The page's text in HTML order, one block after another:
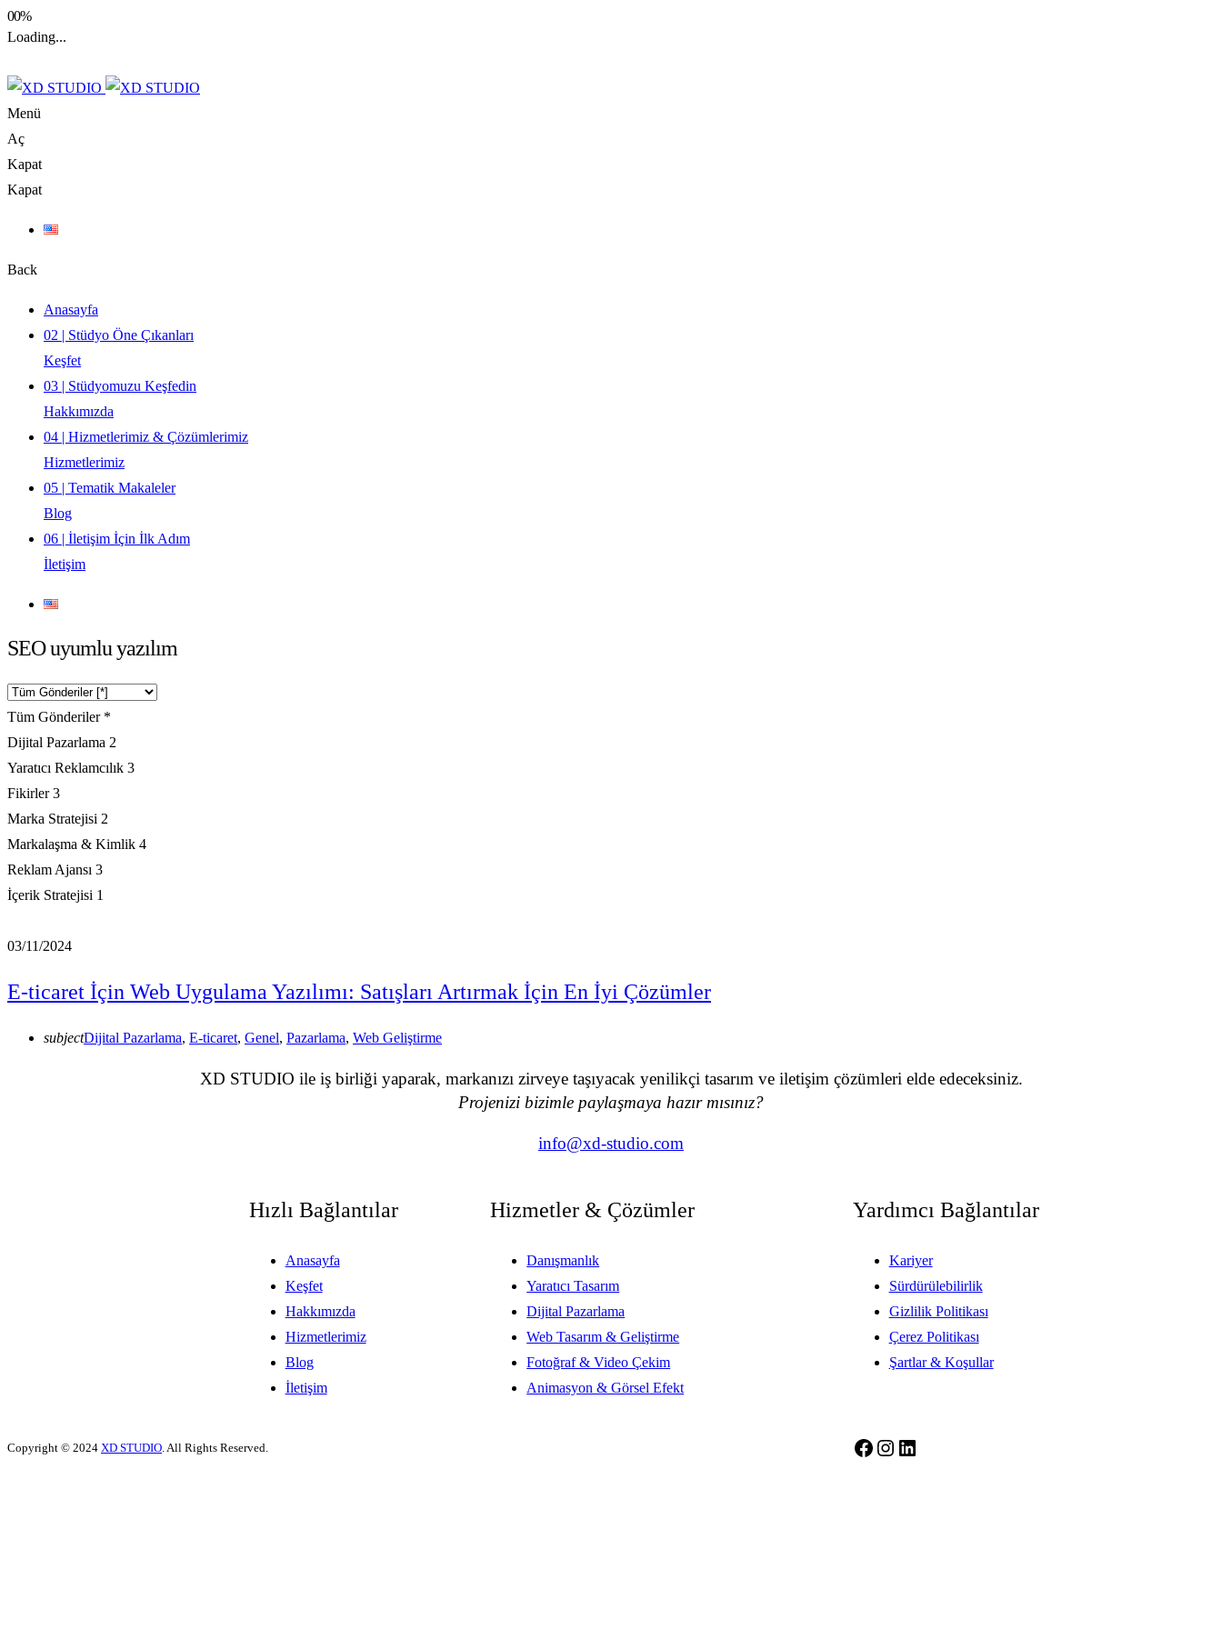
00%
Loading...
Menü
Aç
Kapat
Kapat
Back
Anasayfa
02 | Stüdyo Öne Çıkanları
Keşfet
03 | Stüdyomuzu Keşfedin
Hakkımızda
04 | Hizmetlerimiz & Çözümlerimiz
Hizmetlerimiz
05 | Tematik Makaleler
Blog
06 | İletişim İçin İlk Adım
İletişim
SEO uyumlu yazılım
Tüm Gönderiler *
Dijital Pazarlama 2
Yaratıcı Reklamcılık 3
Fikirler 3
Marka Stratejisi 2
Markalaşma & Kimlik 4
Reklam Ajansı 3
İçerik Stratejisi 1
03/11/2024
E-ticaret İçin Web Uygulama Yazılımı: Satışları Artırmak İçin En İyi Çözümler
subjectDijital Pazarlama, E-ticaret, Genel, Pazarlama, Web Geliştirme
XD STUDIO ile iş birliği yaparak, markanızı zirveye taşıyacak yenilikçi tasarım ve iletişim çözümleri elde edeceksiniz.
Projenizi bizimle paylaşmaya hazır mısınız?
info@xd-studio.com
Hızlı Bağlantılar​
Anasayfa
Keşfet
Hakkımızda
Hizmetlerimiz
Blog
İletişim
Hizmetler & Çözümler
Danışmanlık
Yaratıcı Tasarım
Dijital Pazarlama
Web Tasarım & Geliştirme
Fotoğraf & Video Çekim
Animasyon & Görsel Efekt
Yardımcı Bağlantılar
Kariyer
Sürdürülebilirlik
Gizlilik Politikası
Çerez Politikası
Şartlar & Koşullar
Copyright © 2024 XD STUDIO. All Rights Reserved. Facebook Instagram LinkedIn